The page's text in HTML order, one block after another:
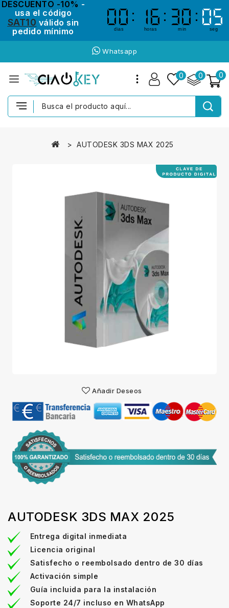
DESCUENTO -10% -
usa el código
SAT10 válido sin
pedido mínimo
00
00
dias
16
16
horas
30
30
min
05
05
seg
Whatsapp
0
0
0
AUTODESK 3DS MAX 2025
Añadir Deseos
AUTODESK 3DS MAX 2025
Entrega digital inmediata
Licencia original
Satisfecho o reembolsado dentro de 30 días
Activación simple
Guía incluida para la instalación
Soporte 24/7 incluso en WhatsApp